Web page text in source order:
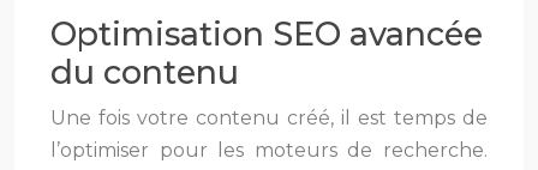
Optimisation SEO avancée
du contenu
Une fois votre contenu créé, il est temps de
l’optimiser pour les moteurs de recherche.